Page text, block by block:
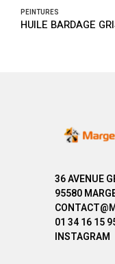
PEINTURES
HUILE BARDAGE
36 AVENUE
95580
01 34 16 15
INSTAGRAM